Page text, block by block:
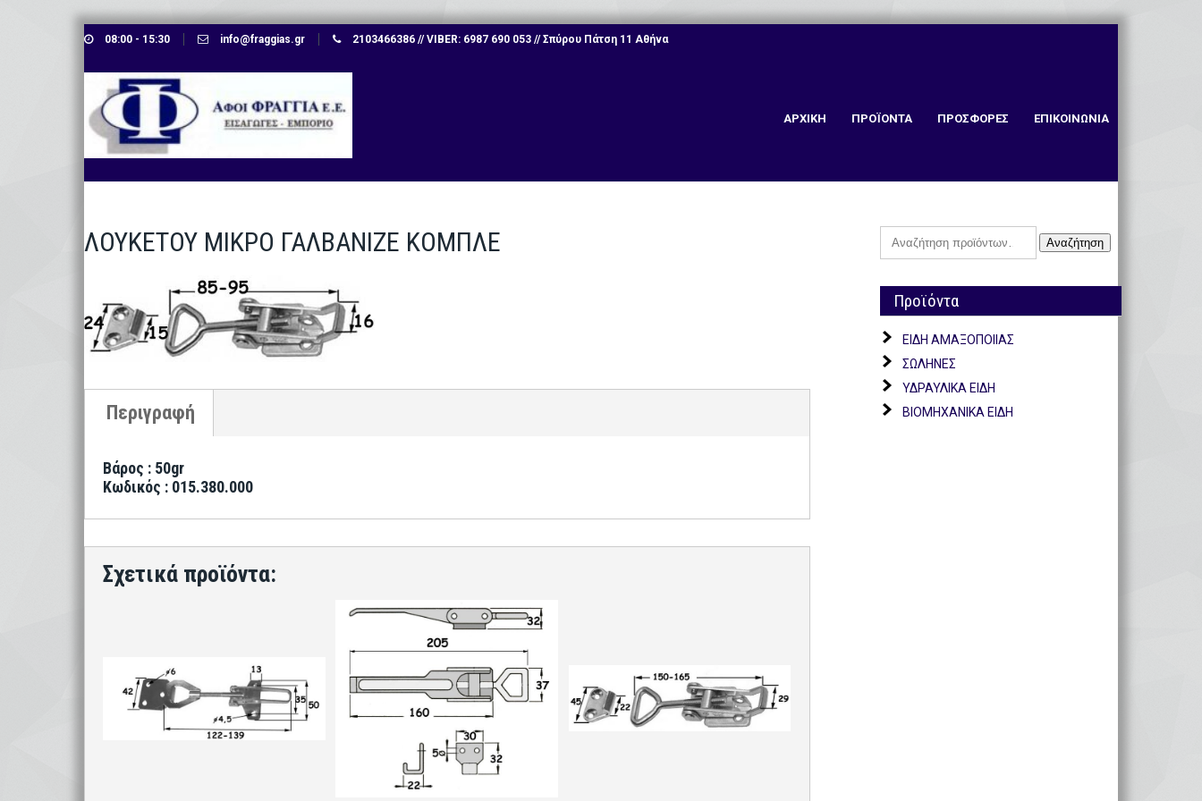
Skip
content
08:00 - 15:30 info@fraggias.gr 2103466386 // VIBER: 6987 690 053 // Σπύρου Πάτση 11 Αθήνα
ΑΡΧΙΚΗ ΠΡΟΪΟΝΤΑ ΠΡΟΣΦΟΡΕΣ ΕΠΙΚΟΙΝΩΝΙΑ
ΛΟΥΚΕΤΟΥ ΜΙΚΡΟ ΓΑΛΒΑΝΙΖΕ ΚΟΜΠΛΕ
Βάρος : 50gr
Κωδικός : 015.380.000
Αναζήτηση
Αναζήτηση
Προϊόντα
ΕΙΔΗ ΑΜΑΞΟΠΟΙΙΑΣ
ΣΩΛΗΝΕΣ
ΥΔΡΑΥΛΙΚΑ ΕΙΔΗ
ΒΙΟΜΗΧΑΝΙΚΑ ΕΙΔΗ